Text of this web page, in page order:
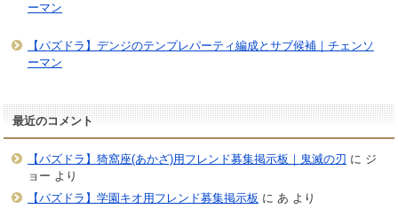
ーマン
【パズドラ】デンジのテンプレパーティ編成とサブ候補｜チェンソ
ーマン
最近のコメント
【パズドラ】猗窩座(あかざ)用フレンド募集掲示板｜鬼滅の刃 に ジ
ョー より
【パズドラ】学園キオ用フレンド募集掲示板 に あ より